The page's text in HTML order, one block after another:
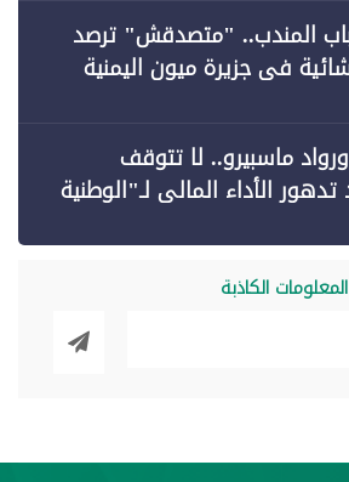
المندب.. "متصدقش" ترصد
في جزيرة ميون اليمنية
ماسبيرو.. لا تتوقف
الأداء المالي لـ"الوطنية
الكاذبة